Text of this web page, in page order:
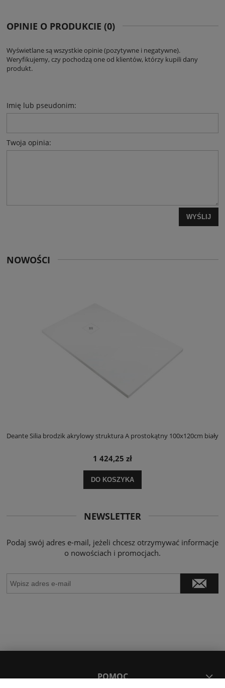
OPINIE O PRODUKCIE (0)
Wyświetlane są wszystkie opinie (pozytywne i negatywne).
Weryfikujemy, czy pochodzą one od klientów, którzy kupili dany
produkt.
Imię lub pseudonim:
Twoja opinia:
WYŚLIJ
NOWOŚCI
Deante Silia brodzik akrylowy struktura A prostokątny 100x120cm biały
1 424,25 zł
DO KOSZYKA
NEWSLETTER
Podaj swój adres e-mail, jeżeli chcesz otrzymywać informacje
o nowościach i promocjach.
POMOC